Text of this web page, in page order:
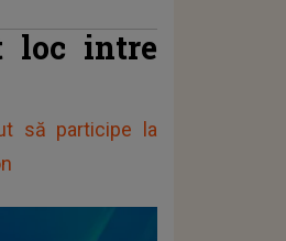
loc intre
să participe la